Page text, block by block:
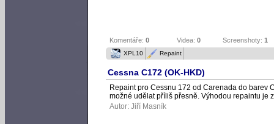
Komentáře: 0 Videa: 0 Screenshoty: 1
XPL10 Repaint
Cessna C172 (OK-HKD)
Repaint pro Cessnu 172 od Carenada do barev
možné udělat příliš přesně. Výhodou repaintu je
Autor: Jiří Masník